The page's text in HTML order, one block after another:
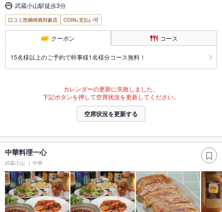
武蔵小山駅徒歩3分
口コミ投稿特典対象店 COIN+支払い可
クーポン コース
15名様以上のご予約で幹事様1名様分コース無料！
カレンダーの更新に失敗しました。
下記ボタンを押して空席状況を更新してください。
空席状況を更新する
中華料理一心
武蔵小山 中華